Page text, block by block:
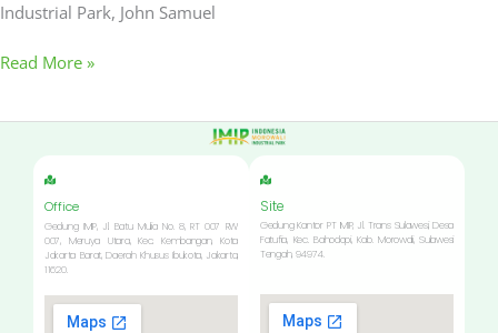
Industrial Park, John Samuel
Read More »
Office
Gedung IMIP, Jl. Batu Mulia No. 8, RT 007 RW
007, Meruya Utara, Kec. Kembangan, Kota
Jakarta Barat, Daerah Khusus Ibukota, Jakarta,
11620.
Site
Gedung Kantor PT IMIP, Jl. Trans Sulawesi, Desa
Fatufia, Kec. Bahodopi, Kab. Morowali, Sulawesi
Tengah, 94974.